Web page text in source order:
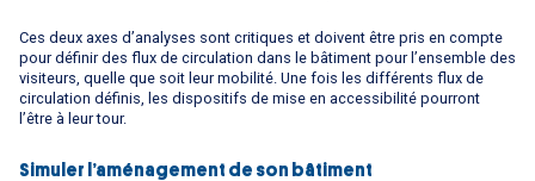
Ces deux axes d’analyses sont critiques et doivent être pris en compte
pour définir des flux de circulation dans le bâtiment pour l’ensemble des
visiteurs, quelle que soit leur mobilité. Une fois les différents flux de
circulation définis, les dispositifs de mise en accessibilité pourront
l’être à leur tour.
Simuler l’aménagement de son bâtiment